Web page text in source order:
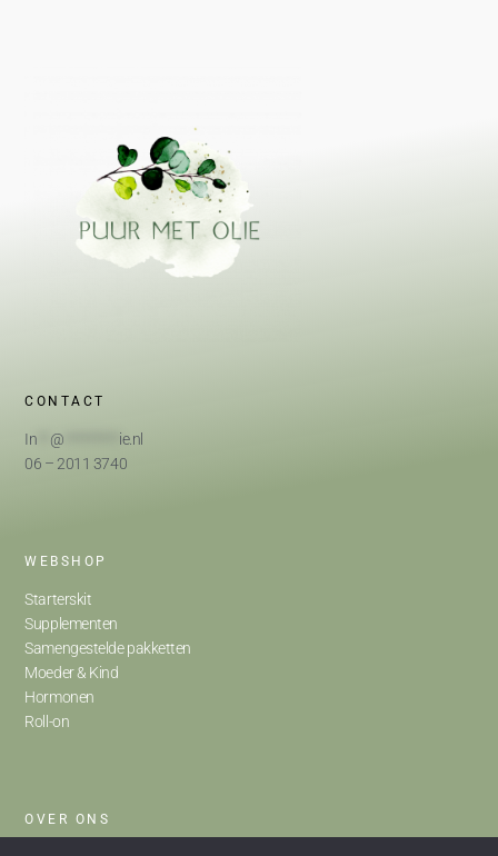
CONTACT
In @
ie.nl
06 – 2011 3740
WEBSHOP
Starterskit
Supplementen
Samengestelde pakketten
Moeder & Kind
Hormonen
Roll-on
OVER ONS